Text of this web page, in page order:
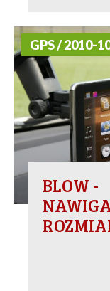
GPS / 2010-
BLOW -